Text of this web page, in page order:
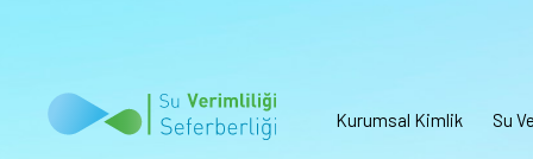
Kurumsal Kimlik Su